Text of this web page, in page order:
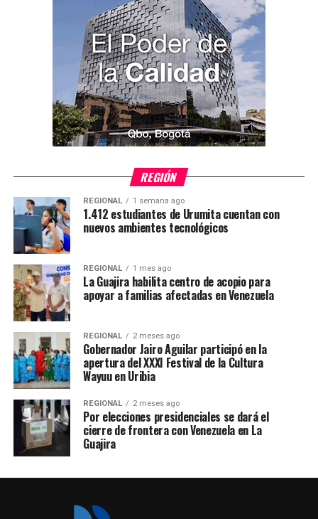
REGIÓN
REGIONAL 1 semana ago
1.412 estudiantes de Urumita cuentan con
nuevos ambientes tecnológicos
REGIONAL 1 mes ago
La Guajira habilita centro de acopio para
apoyar a familias afectadas en Venezuela
REGIONAL 2 meses ago
Gobernador Jairo Aguilar participó en la
apertura del XXXI Festival de la Cultura
Wayuu en Uribia
REGIONAL 2 meses ago
Por elecciones presidenciales se dará el
cierre de frontera con Venezuela en La
Guajira